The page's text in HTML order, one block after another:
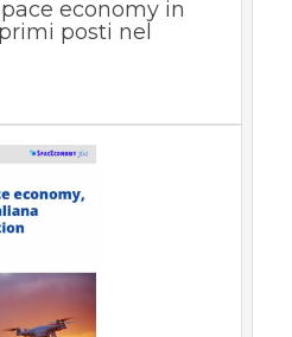
economy in
posti nel